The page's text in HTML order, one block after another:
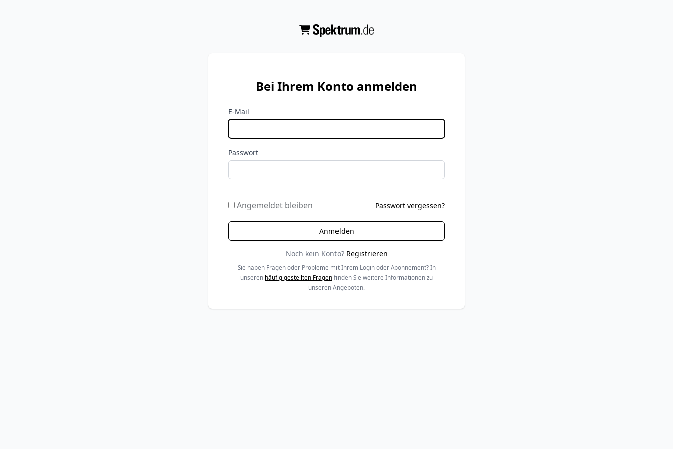
Bei Ihrem Konto anmelden
E-Mail
Passwort
Angemeldet bleiben Passwort vergessen?
Noch kein Konto? Registrieren
Sie haben Fragen oder Probleme mit Ihrem Login oder Abonnement? In
unseren häufig gestellten Fragen finden Sie weitere Informationen zu
unseren Angeboten.